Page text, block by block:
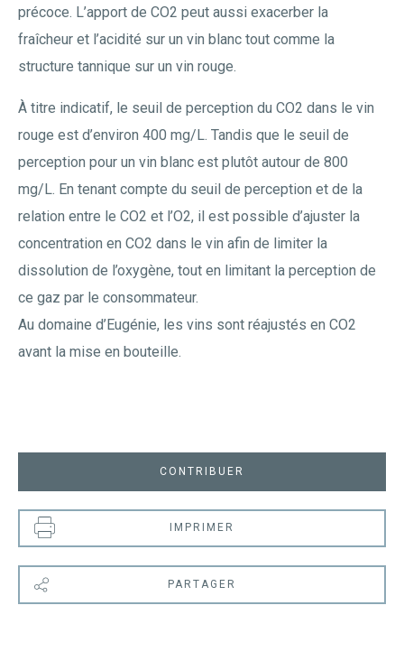
précoce. L’apport de CO2 peut aussi exacerber la
fraîcheur et l’acidité sur un vin blanc tout comme la
structure tannique sur un vin rouge.
À titre indicatif, le seuil de perception du CO2 dans le vin
rouge est d’environ 400 mg/L. Tandis que le seuil de
perception pour un vin blanc est plutôt autour de 800
mg/L. En tenant compte du seuil de perception et de la
relation entre le CO2 et l’O2, il est possible d’ajuster la
concentration en CO2 dans le vin afin de limiter la
dissolution de l’oxygène, tout en limitant la perception de
ce gaz par le consommateur.
Au domaine d’Eugénie, les vins sont réajustés en CO2
avant la mise en bouteille.
CONTRIBUER
IMPRIMER
PARTAGER